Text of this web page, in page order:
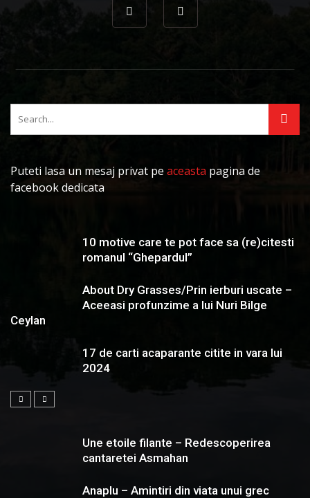
Puteti lasa un mesaj privat pe aceasta pagina de
facebook dedicata
10 motive care te pot face sa (re)citesti
romanul “Ghepardul”
About Dry Grasses/Prin ierburi uscate –
Aceeasi profunzime a lui Nuri Bilge
Ceylan
17 de carti acaparante citite in vara lui
2024
Une etoile filante – Redescoperirea
cantaretei Asmahan
Anaplu – Amintiri din viata unui grec